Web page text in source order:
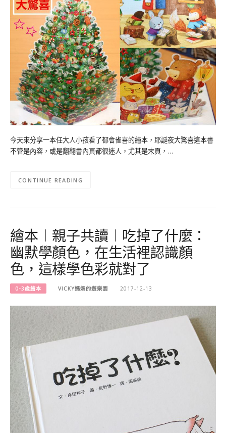
今天來分享一本任大人小孩看了都會雀喜的繪本，耶誕夜大驚喜這本書
不管是內容，或是翻翻書內頁都很迷人，尤其是末頁，…
CONTINUE READING
繪本︱親子共讀︱吃掉了什麼：
幽默學顏色，在生活裡認識顏
色，這樣學色彩就對了
0-3歲繪本 VICKY媽媽的遊樂園 2017-12-13